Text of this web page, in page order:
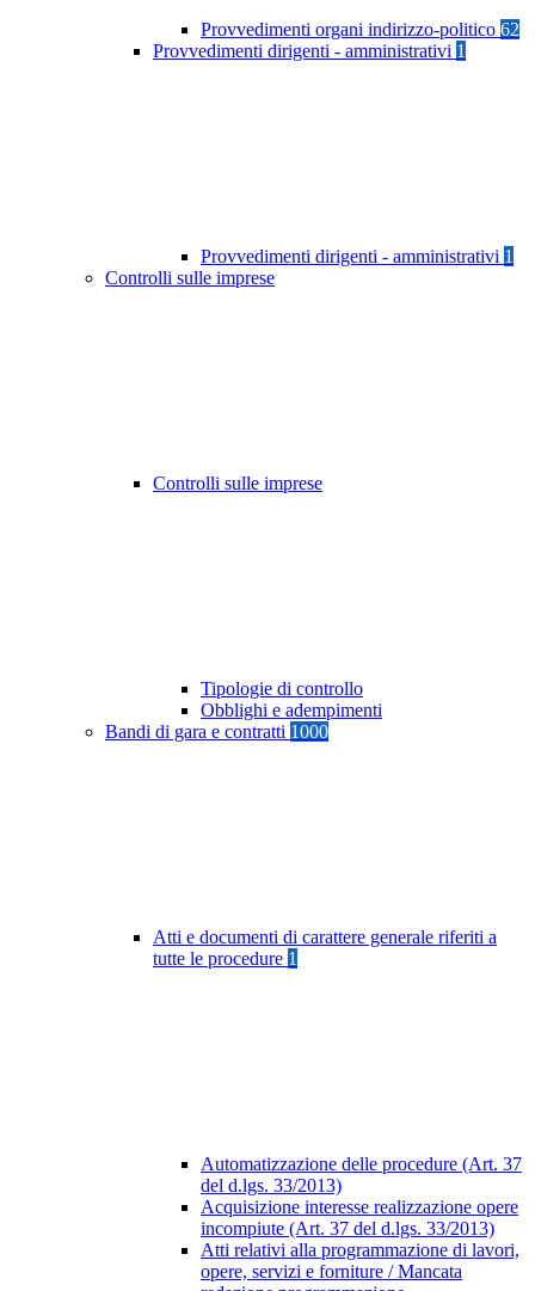
Provvedimenti organi indirizzo-politico 62
Provvedimenti dirigenti - amministrativi 1
Provvedimenti dirigenti - amministrativi 1
Controlli sulle imprese
Controlli sulle imprese
Tipologie di controllo
Obblighi e adempimenti
Bandi di gara e contratti 1000
Atti e documenti di carattere generale riferiti a
tutte le procedure 1
Automatizzazione delle procedure (Art. 37
del d.lgs. 33/2013)
Acquisizione interesse realizzazione opere
incompiute (Art. 37 del d.lgs. 33/2013)
Atti relativi alla programmazione di lavori,
opere, servizi e forniture / Mancata